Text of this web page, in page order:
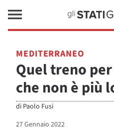
MEDITERRANEO
Quel treno
che non è più
di Paolo Fusi
27 Gennaio 2022